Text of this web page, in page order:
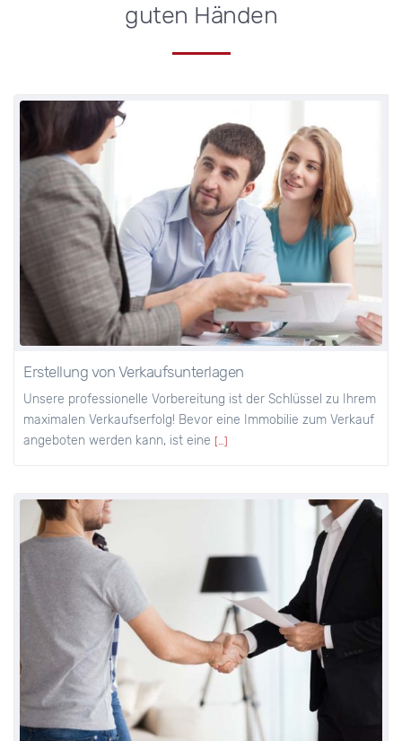
guten Händen
Erstellung von Verkaufsunterlagen
Unsere professionelle Vorbereitung ist der Schlüssel zu Ihrem
maximalen Verkaufserfolg! Bevor eine Immobilie zum Verkauf
angeboten werden kann, ist eine […]